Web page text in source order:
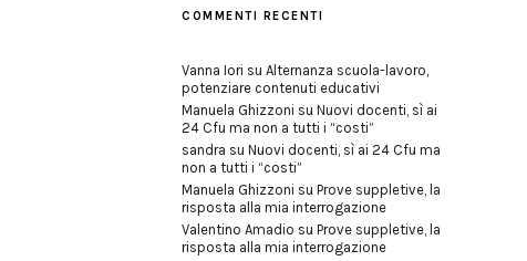
COMMENTI RECENTI
Vanna Iori su Alternanza scuola-lavoro,
potenziare contenuti educativi
Manuela Ghizzoni su Nuovi docenti, sì ai
24 Cfu ma non a tutti i “costi”
sandra su Nuovi docenti, sì ai 24 Cfu ma
non a tutti i “costi”
Manuela Ghizzoni su Prove suppletive, la
risposta alla mia interrogazione
Valentino Amadio su Prove suppletive, la
risposta alla mia interrogazione